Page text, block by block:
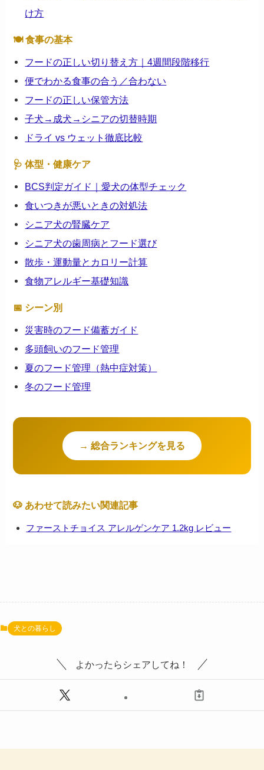
け方
🍽 食事の基本
フードの正しい切り替え方｜4週間段階移行
便でわかる食事の合う／合わない
フードの正しい保管方法
子犬→成犬→シニアの切替時期
ドライ vs ウェット徹底比較
🩺 体型・健康ケア
BCS判定ガイド｜愛犬の体型チェック
食いつきが悪いときの対処法
シニア犬の腎臓ケア
シニア犬の歯周病とフード選び
散歩・運動量とカロリー計算
食物アレルギー基礎知識
📅 シーン別
災害時のフード備蓄ガイド
多頭飼いのフード管理
夏のフード管理（熱中症対策）
冬のフード管理
→ 総合ランキングを見る
🐶 あわせて読みたい関連記事
ファーストチョイス アレルゲンケア 1.2kg レビュー
犬との暮らし
よかったらシェアしてね！